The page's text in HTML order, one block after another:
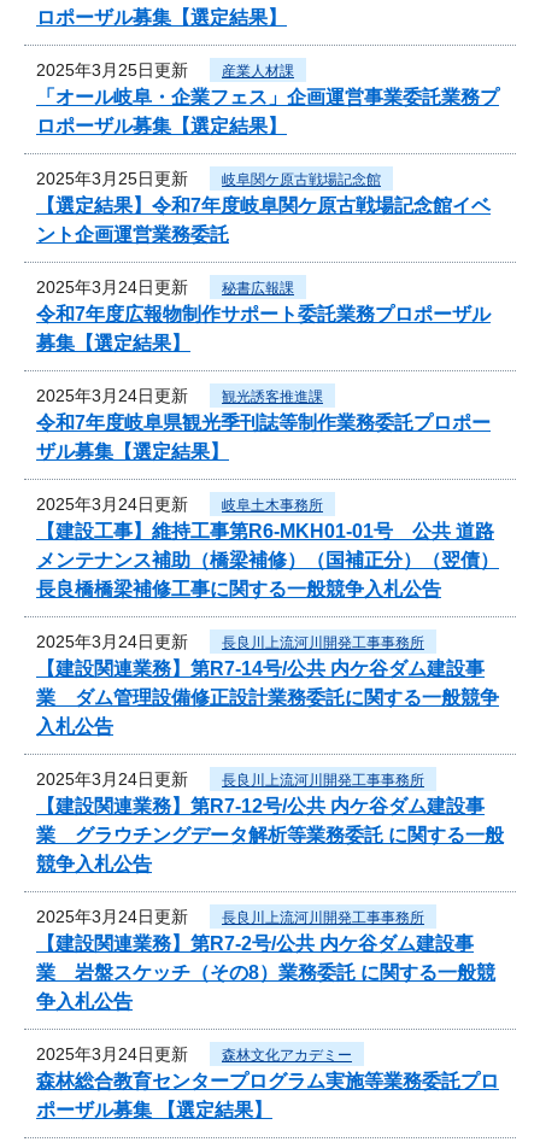
ロポーザル募集【選定結果】
2025年3月25日更新 産業人材課
「オール岐阜・企業フェス」企画運営事業委託業務プ
ロポーザル募集【選定結果】
2025年3月25日更新 岐阜関ケ原古戦場記念館
【選定結果】令和7年度岐阜関ケ原古戦場記念館イベ
ント企画運営業務委託
2025年3月24日更新 秘書広報課
令和7年度広報物制作サポート委託業務プロポーザル
募集【選定結果】
2025年3月24日更新 観光誘客推進課
令和7年度岐阜県観光季刊誌等制作業務委託プロポー
ザル募集【選定結果】
2025年3月24日更新 岐阜土木事務所
【建設工事】維持工事第R6-MKH01-01号 公共 道路
メンテナンス補助（橋梁補修）（国補正分）（翌債）
長良橋橋梁補修工事に関する一般競争入札公告
2025年3月24日更新 長良川上流河川開発工事事務所
【建設関連業務】第R7-14号/公共 内ケ谷ダム建設事
業 ダム管理設備修正設計業務委託に関する一般競争
入札公告
2025年3月24日更新 長良川上流河川開発工事事務所
【建設関連業務】第R7-12号/公共 内ケ谷ダム建設事
業 グラウチングデータ解析等業務委託 に関する一般
競争入札公告
2025年3月24日更新 長良川上流河川開発工事事務所
【建設関連業務】第R7-2号/公共 内ケ谷ダム建設事
業 岩盤スケッチ（その8）業務委託 に関する一般競
争入札公告
2025年3月24日更新 森林文化アカデミー
森林総合教育センタープログラム実施等業務委託プロ
ポーザル募集 【選定結果】